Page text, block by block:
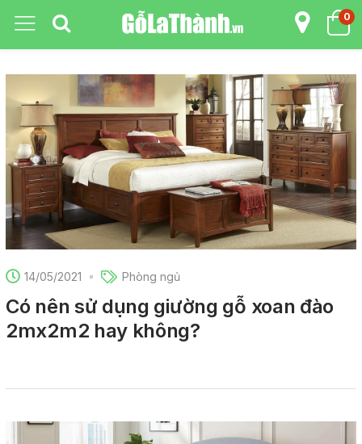
0
14/05/2021 Phòng ngủ
Có nên sử dụng giường gỗ xoan đào
2mx2m2 hay không?